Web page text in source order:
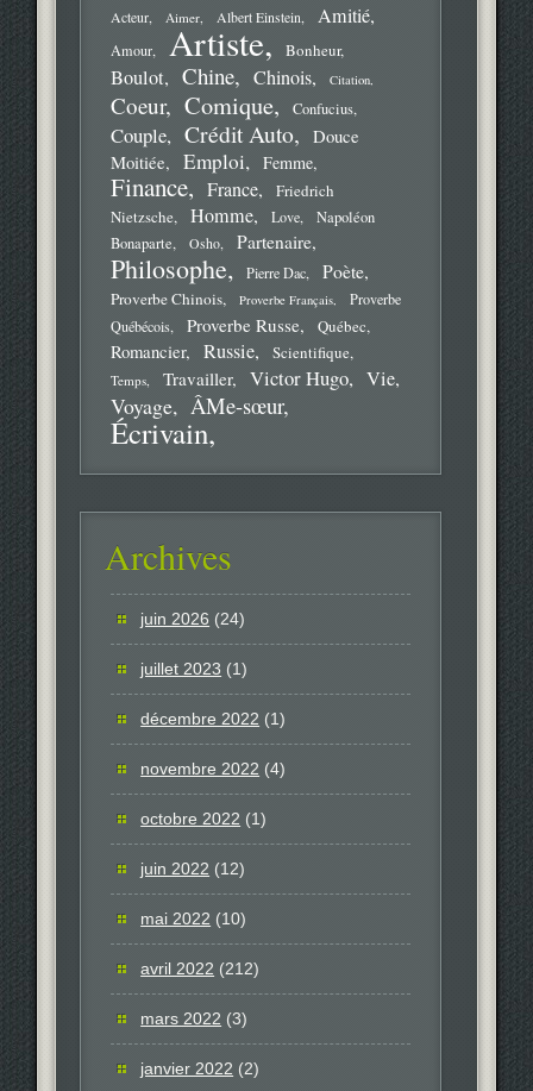
Acteur Aimer Albert Einstein Amitié
Amour Artiste Bonheur
Boulot Chine Chinois Citation
Coeur Comique Confucius
Couple Crédit Auto
Douce
Moitiée
Emploi Femme
Finance France
Friedrich
Nietzsche
Homme Love
Napoléon
Bonaparte
Osho Partenaire
Philosophe Pierre Dac Poète
Proverbe Chinois Proverbe Français
Proverbe
Québécois
Proverbe Russe Québec
Romancier Russie Scientifique
Temps Travailler Victor Hugo Vie
Voyage ÂMe-sœur
Écrivain
Archives
juin 2026 (24)
juillet 2023 (1)
décembre 2022 (1)
novembre 2022 (4)
octobre 2022 (1)
juin 2022 (12)
mai 2022 (10)
avril 2022 (212)
mars 2022 (3)
janvier 2022 (2)